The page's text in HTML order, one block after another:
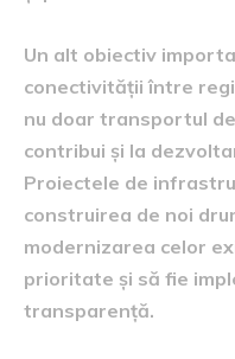
Un alt obiectiv
conectivității între
nu doar transportul
contribui și la
Proiectele de
construirea de noi
modernizarea celor
prioritate și să fie
transparență.